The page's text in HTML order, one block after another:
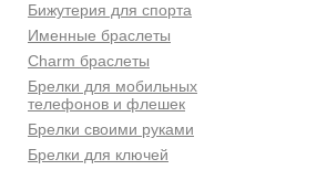
Бижутерия для спорта
Именные браслеты
Charm браслеты
Брелки для мобильных
телефонов и флешек
Брелки своими руками
Брелки для ключей